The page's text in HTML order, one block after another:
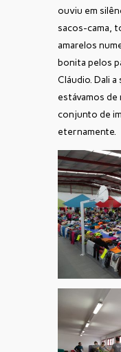
ouviu em
sacos-cama,
amarelos
bonita pelos
Cláudio. Dali
estávamos de
conjunto de
eternamente.